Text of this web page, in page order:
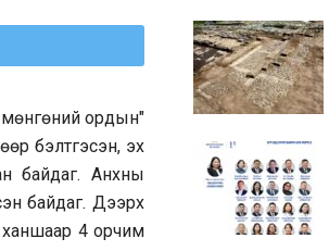
мөнгөний ордын"
бэлтгэсэн, эх
байдаг. Анхны
байдаг. Дээрх
ханшаар 4 орчим